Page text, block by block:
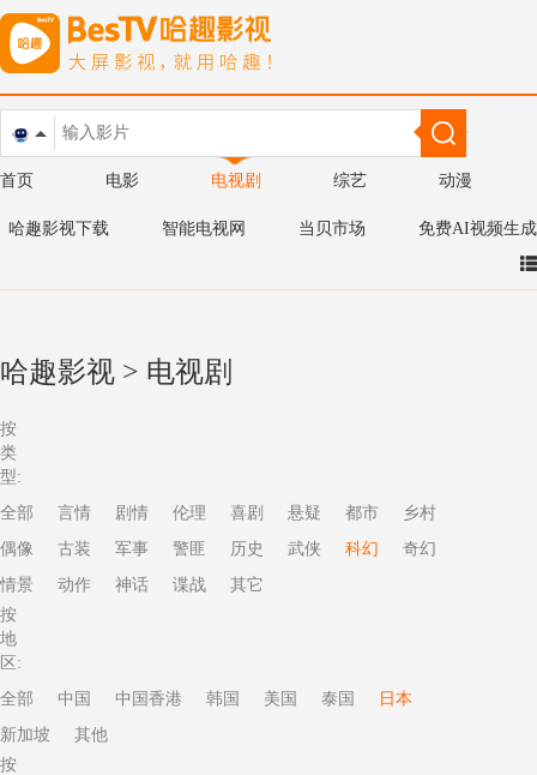
首页 电影 电视剧 综艺 动漫
哈趣影视下载 智能电视网 当贝市场 免费AI视频生成
哈趣影视 > 电视剧
按
类
型:
全部
言情 剧情 伦理 喜剧 悬疑 都市
乡村
偶像
古装 军事 警匪 历史 武侠 科幻
奇幻
情景
动作 神话 谍战
其它
按
地
区:
全部
中国 中国香港 韩国 美国 泰国
日本
新加坡
其他
按